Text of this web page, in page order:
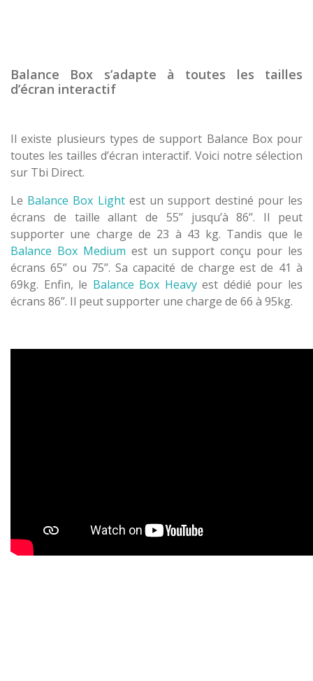
Balance Box s’adapte à toutes les tailles
d’écran interactif
Il existe plusieurs types de support Balance Box pour
toutes les tailles d’écran interactif. Voici notre sélection
sur Tbi Direct.
Le Balance Box Lightest un support destiné pour les
écrans de taille allant de 55’’ jusqu’à 86’’. Il peut
supporter une charge de 23 à 43 kg. Tandis que le
Balance Box Medium est un support conçu pour les
écrans 65’’ ou 75’’. Sa capacité de charge est de 41 à
69kg. Enfin, le Balance Box Heavyest dédié pour les
écrans 86’’. Il peut supporter une charge de 66 à 95kg.